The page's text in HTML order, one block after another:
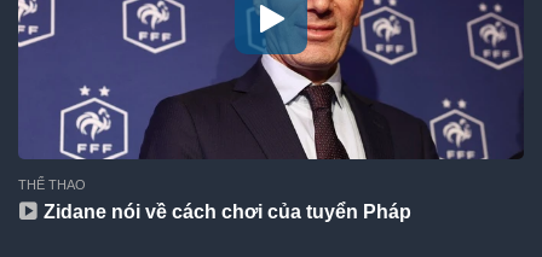
THỂ THAO
Zidane nói về cách chơi của tuyển Pháp